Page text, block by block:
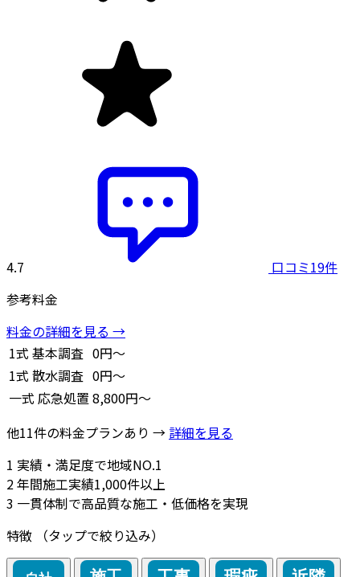
4.7
口コミ19件
参考料金
料金の詳細を見る →
1式 基本調査 0円～
1式 散水調査 0円～
一式 応急処置 8,800円～
他11件の料金プランあり → 詳細を見る
1 実績・満足度で地域NO.1
2年間施工実績1,000件以上
3 一貫体制で高品質な施工・低価格を実現
特徴
（タップで絞り込み）